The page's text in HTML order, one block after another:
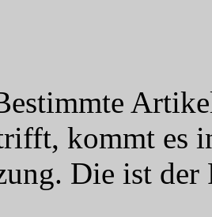
kommt es
Die ist